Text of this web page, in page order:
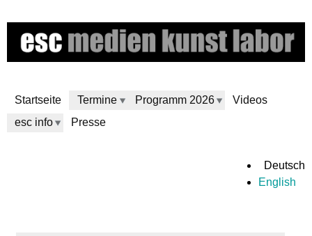
zum
Inhalt
Startseite Termine Programm 2026
Videos
esc info
Presse
Deutsch
English